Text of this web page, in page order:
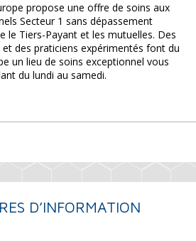
propose une offre de soins aux
Secteur 1 sans dépassement
le Tiers-Payant et les mutuelles. Des
des praticiens expérimentés font du
un lieu de soins exceptionnel vous
du lundi au samedi.
D’INFORMATION